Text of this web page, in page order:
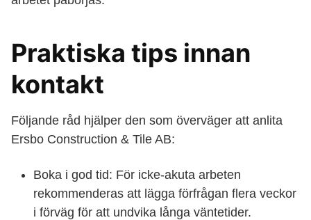
Praktiska tips innan
kontakt
Följande råd hjälper den som överväger att anlita
Ersbo Construction & Tile AB:
Boka i god tid: För icke-akuta arbeten
rekommenderas att lägga förfrågan flera veckor
i förväg för att undvika långa väntetider.